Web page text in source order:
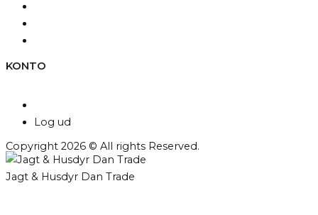
KONTO
Log ud
Copyright 2026 © All rights Reserved.
Jagt & Husdyr Dan Trade